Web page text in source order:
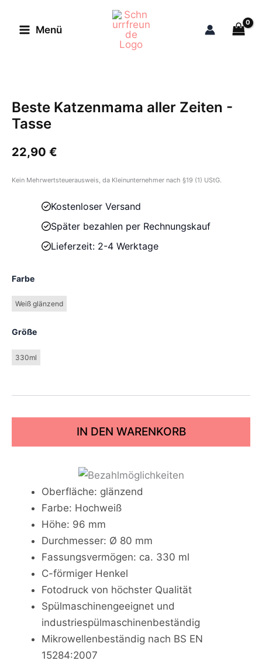
Inhalt
Menü
Beste Katzenmama aller Zeiten -
Tasse
22,90 €
Kein Mehrwertsteuerausweis, da Kleinunternehmer nach §19 (1) UStG.
Kostenloser Versand
Später bezahlen per Rechnungskauf
Lieferzeit: 2-4 Werktage
Farbe
Weiß glänzend
Größe
330ml
IN DEN WARENKORB
Oberfläche: glänzend
Farbe: Hochweiß
Höhe: 96 mm
Durchmesser: Ø 80 mm
Fassungsvermögen: ca. 330 ml
C-förmiger Henkel
Fotodruck von höchster Qualität
Spülmaschinengeeignet und
industriespülmaschinenbeständig
Mikrowellenbeständig nach BS EN
15284:2007